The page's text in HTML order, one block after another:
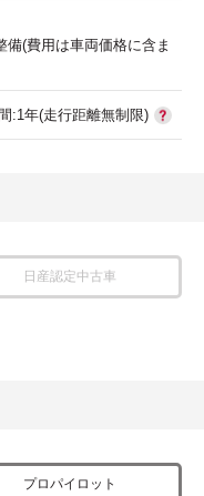
備(費用は車両価格に含ま
:1年(走行距離無制限)
日産認定中古車
プロパイロット